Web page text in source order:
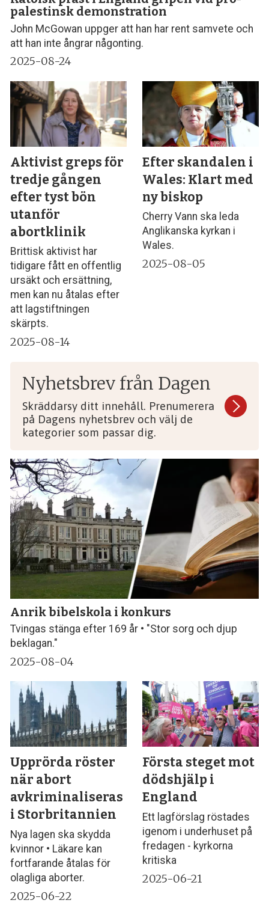
palestinsk demonstration
John McGowan uppger att han har rent samvete och
att han inte ångrar någonting.
2025-08-24
Aktivist greps för
tredje gången
efter tyst bön
utanför
abortklinik
Brittisk aktivist har
tidigare fått en offentlig
ursäkt och ersättning,
men kan nu åtalas efter
att lagstiftningen
skärpts.
2025-08-14
Efter skandalen i
Wales: Klart med
ny biskop
Cherry Vann ska leda
Anglikanska kyrkan i
Wales.
2025-08-05
Nyhetsbrev från Dagen
Skräddarsy ditt innehåll. Prenumerera
på Dagens nyhetsbrev och välj de
kategorier som passar dig.
Anrik bibelskola i konkurs
Tvingas stänga efter 169 år • "Stor sorg och djup
beklagan."
2025-08-04
Upprörda röster
när abort
avkriminaliseras
i Storbritannien
Nya lagen ska skydda
kvinnor • Läkare kan
fortfarande åtalas för
olagliga aborter.
2025-06-22
Första steget mot
dödshjälp i
England
Ett lagförslag röstades
igenom i underhuset på
fredagen - kyrkorna
kritiska
2025-06-21